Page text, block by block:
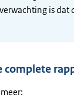
is dat
complete